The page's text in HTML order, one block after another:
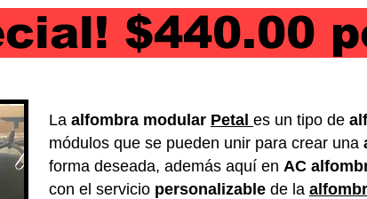
$440.00
La alfombra modular Petal es un tipo de
módulos que se pueden unir para crear una
forma deseada, además aquí en AC
con el servicio personalizable de la